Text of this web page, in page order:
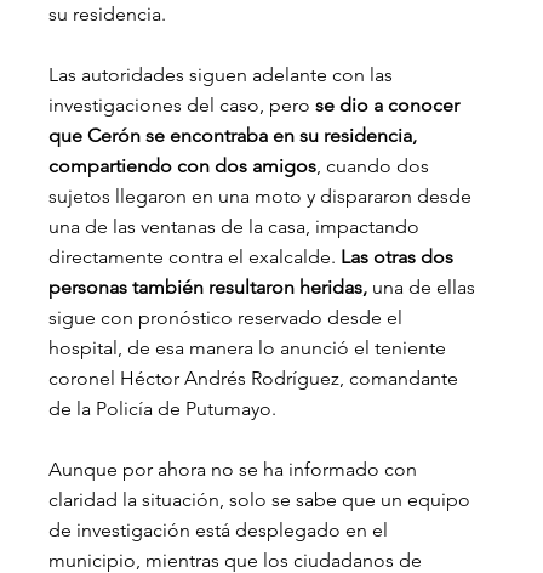
su residencia.
Las autoridades siguen adelante con las
investigaciones del caso, pero se dio a conocer
que Cerón se encontraba en su residencia,
compartiendo con dos amigos , cuando dos
sujetos llegaron en una moto y dispararon desde
una de las ventanas de la casa, impactando
directamente contra el exalcalde. Las otras dos
personas también resultaron heridas, una de ellas
sigue con pronóstico reservado desde el
hospital, de esa manera lo anunció el teniente
coronel Héctor Andrés Rodríguez, comandante
de la Policía de Putumayo.
Aunque por ahora no se ha informado con
claridad la situación, solo se sabe que un equipo
de investigación está desplegado en el
municipio, mientras que los ciudadanos de